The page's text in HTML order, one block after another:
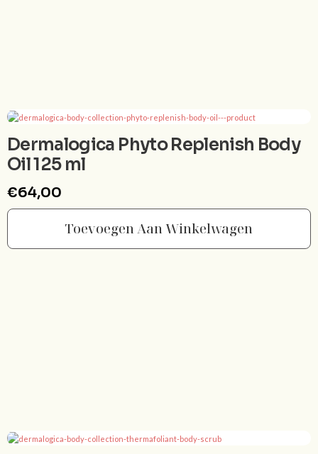
Dermalogica Phyto Replenish Body
Oil 125 ml
€64,00
Toevoegen Aan Winkelwagen